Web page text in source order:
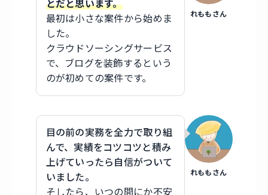
れももさん
とだと思います。
最初は小さな案件から始めま
した。
クラウドソーシングサービス
で、ブログを装飾するという
のが初めての案件です。
れももさん
目の前の実務を全力で取り組
んで、実績をコツコツと積み
上げていったら自信がついて
いました。
そしたら、いつの間にか不安